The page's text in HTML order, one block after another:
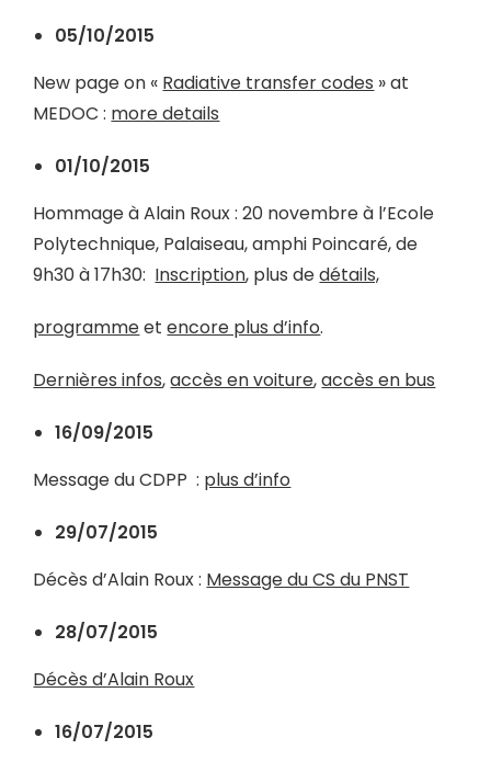
05/10/2015
New page on « Radiative transfer codes » at
MEDOC : more details
01/10/2015
Hommage à Alain Roux : 20 novembreà l’Ecole
Polytechnique, Palaiseau, amphi Poincaré, de
9h30 à 17h30: Inscription, plus dedétails,
programmeetencore plus d’info.
Dernières infos,accès en voiture,accès en bus
16/09/2015
Message du CDPP : plus d’info
29/07/2015
Décès d’Alain Roux : Message du CS du PNST
28/07/2015
Décès d’Alain Roux
16/07/2015